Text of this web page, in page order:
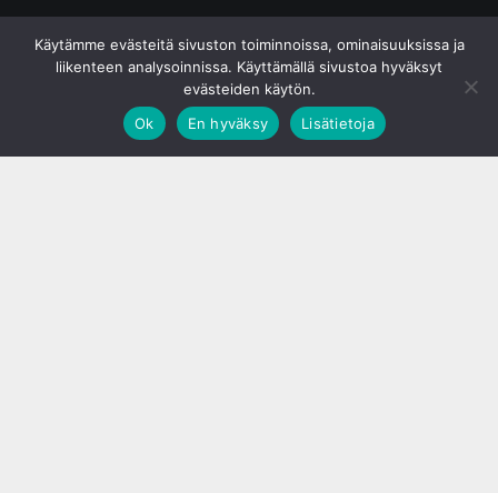
Käytämme evästeitä sivuston toiminnoissa, ominaisuuksissa ja
liikenteen analysoinnissa. Käyttämällä sivustoa hyväksyt
evästeiden käytön.
Ok
En hyväksy Lisätietoja